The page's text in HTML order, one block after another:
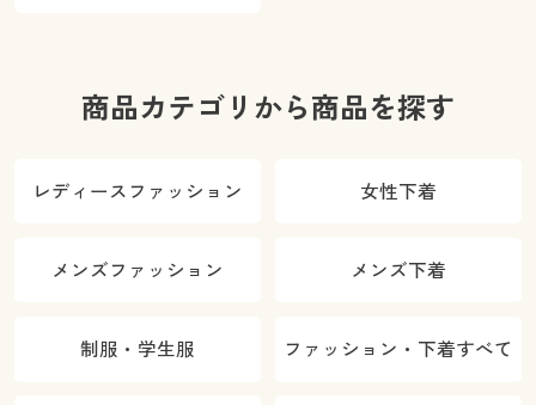
商品カテゴリから商品を探す
レディースファッション 女性下着
メンズファッション メンズ下着
制服・学生服 ファッション・下着すべて